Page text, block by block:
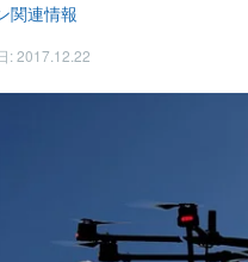
関連情報
: 2017.12.22